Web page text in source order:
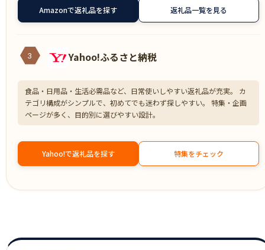
Amazonで返礼品を探す 返礼品一覧を見る
3 Yahoo!ふるさと納税
食品・日用品・生活必需品など、日常使いしやすい返礼品が充実。 カ
テゴリ構成がシンプルで、初めてでも迷わず探しやすい。 特集・企画
ページが多く、目的別に選びやすい設計。
Yahoo!で返礼品を探す 特集をチェック